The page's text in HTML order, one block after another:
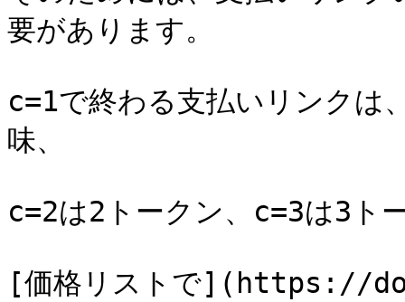
要があります。
c=1で終わる支払いリンクは
味、
c=2は2トークン、c=3は3ト
[価格リストで](https://